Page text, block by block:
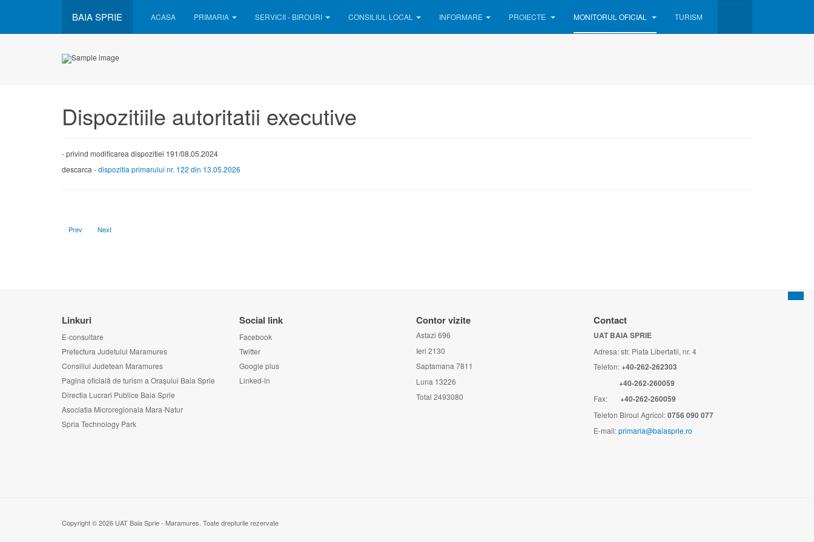
BAIA SPRIE ACASA PRIMARIA SERVICII - BIROURI CONSILIUL LOCAL INFORMARE PROIECTE MONITORUL OFICIAL TURISM
Dispozitiile autoritatii executive
- privind modificarea dispozitiei 191/08.05.2024
descarca -dispozitia primarului nr. 122 din 13.05.2026
Previous article: Dispozitia primarului nr. 135 din 20.05.2026
Prev Next article: Dispozitia primarului nr. 117 din 05.05.2026
Next
Linkuri
E-consultare
Prefectura Judetului Maramures
Consiliul Judetean Maramures
Pagina oficială de turism a Orașului Baia Sprie
Directia Lucrari Publice Baia Sprie
Asociatia Microregionala Mara-Natur
Spria Technology Park
Social link
Facebook
Twitter
Google plus
Linked-in
Contor vizite
Astazi 696
Ieri 2130
Saptamana 7811
Luna 13226
Total 2493080
Contact
UAT BAIA SPRIE
Adresa: str. Piata Libertatii, nr. 4
Telefon:+40-262-262303
+40-262-260059
Fax: +40-262-260059
Telefon Biroul Agricol:0756 090 077
E-mail:primaria@baiasprie.ro
Copyright © 2026 UAT Baia Sprie - Maramures. Toate drepturile rezervate